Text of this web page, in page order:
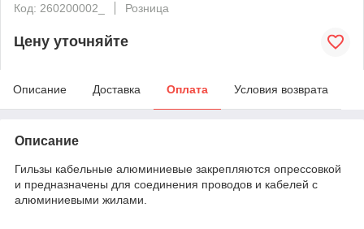
Код: 260200002_
Розница
Цену уточняйте
Описание Доставка Оплата Условия возврата
Описание
Гильзы кабельные алюминиевые закрепляются опрессовкой
и предназначены для соединения проводов и кабелей с
алюминиевыми жилами.